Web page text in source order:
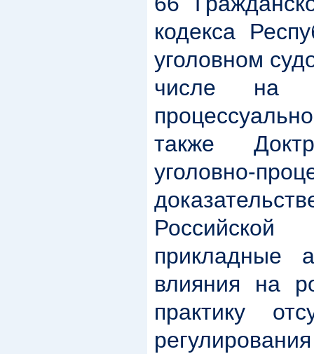
кодекса
уголовном
числе на
также
уголовно-
прикладные
влияния на
практику